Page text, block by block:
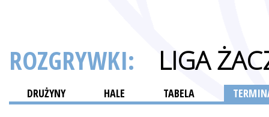
ROZGRYWKI: LIGA
DRUŻYNY HALE TABELA